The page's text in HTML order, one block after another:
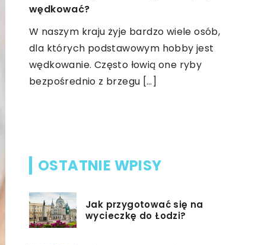
wędkować?
W naszym kraju żyje bardzo wiele osób,
dla których podstawowym hobby jest
wędkowanie. Często łowią one ryby
bezpośrednio z brzegu […]
OSTATNIE WPISY
Jak przygotować się na
wycieczkę do Łodzi?